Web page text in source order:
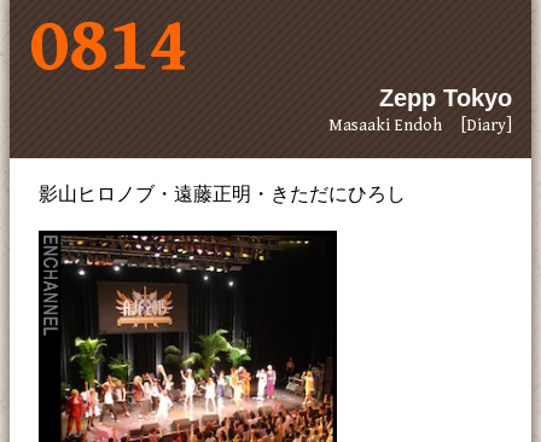
0814
Zepp Tokyo
Masaaki Endoh [Diary]
影山ヒロノブ・遠藤正明・きただにひろし